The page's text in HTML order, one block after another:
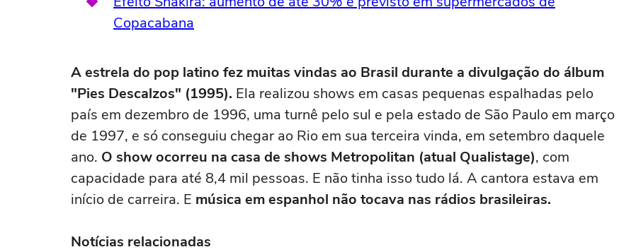
Copacabana
A estrela do pop latino fez muitas vindas ao Brasil durante a divulgação do álbum
"Pies Descalzos" (1995). Ela realizou shows em casas pequenas espalhadas pelo
país em dezembro de 1996, uma turnê pelo sul e pela estado de São Paulo em março
de 1997, e só conseguiu chegar ao Rio em sua terceira vinda, em setembro daquele
ano. O show ocorreu na casa de shows Metropolitan (atual Qualistage), com
capacidade para até 8,4 mil pessoas. E não tinha isso tudo lá. A cantora estava em
início de carreira. E música em espanhol não tocava nas rádios brasileiras.
Notícias relacionadas